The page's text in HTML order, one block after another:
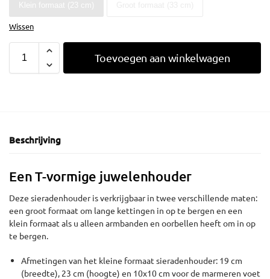
Klein formaat (23 cm)
Wissen
Toevoegen aan winkelwagen
Beschrijving
Een T-vormige juwelenhouder
Deze sieradenhouder is verkrijgbaar in twee verschillende maten:
een groot formaat om lange kettingen in op te bergen en een
klein formaat als u alleen armbanden en oorbellen heeft om in op
te bergen.
Afmetingen van het kleine formaat sieradenhouder: 19 cm
(breedte), 23 cm (hoogte) en 10x10 cm voor de marmeren voet